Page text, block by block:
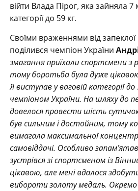
війти Влада Пірог, яка зайняла 7
категорії до 59 кг.
Своїми враженнями від
поділився чемпіон України
змагання приїхали спортсмени з
тому боротьба була дуже
Я виступав у ваговій категорії до
чемпіоном України. На шляху до
довелося провести шість
був сильним і достойним, тому
вимагала максимальної
самовіддачі. Особливо
зустрівся зі спортсменом із
цікавою, але мені вдалося
вибороти золоту медаль. Окремо